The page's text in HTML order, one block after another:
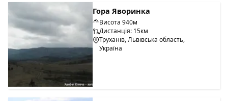
Гора Яворинка
Висота 940м
Дистанція: 15км
Труханів, Львівська область,
Україна